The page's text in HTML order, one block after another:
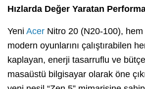
Hızlarda Değer Yaratan
Yeni Acer Nitro 20 (N20-100),
modern oyunlarını çalıştırabilen
kaplayan, enerji tasarruflu ve
masaüstü bilgisayar olarak öne